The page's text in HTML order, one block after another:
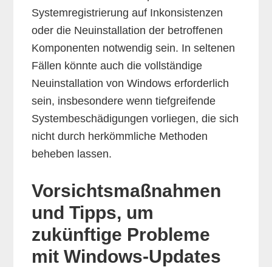
Systemregistrierung auf Inkonsistenzen
oder die Neuinstallation der betroffenen
Komponenten notwendig sein. In seltenen
Fällen könnte auch die vollständige
Neuinstallation von Windows erforderlich
sein, insbesondere wenn tiefgreifende
Systembeschädigungen vorliegen, die sich
nicht durch herkömmliche Methoden
beheben lassen.
Vorsichtsmaßnahmen
und Tipps, um
zukünftige Probleme
mit Windows-Updates